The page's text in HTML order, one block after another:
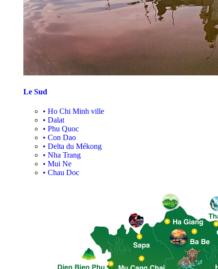
Le Sud
• Ho Chi Minh ville
• Dalat
• Phu Quoc
• Con Dao
• Delta du Mékong
• Nha Trang
• Mui Ne
• Chau Doc